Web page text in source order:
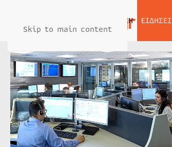
Skip to main content
ΑΡΧΙΚΗ